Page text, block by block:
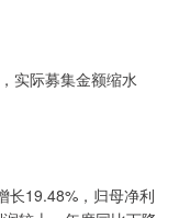
实际募集金额缩水
19.48%，归母净利